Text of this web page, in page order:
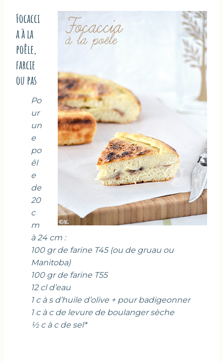
Focacci
a à la
poêle,
farcie
ou pas
Po
ur
un
e
po
êl
e
de
20
c
m
à 24 cm :
100 gr de farine T45 (ou de gruau ou
Manitoba)
100 gr de farine T55
12 cl d’eau
1 c à s d’huile d’olive + pour badigeonner
1 c à c de levure de boulanger sèche
½ c à c de sel*